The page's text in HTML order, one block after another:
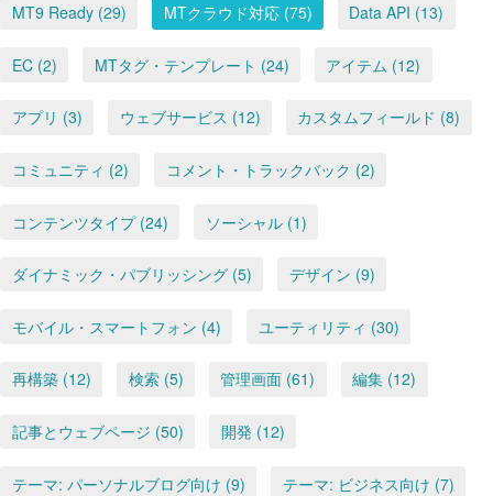
MT9 Ready (29) MTクラウド対応 (75) Data API (13)
EC (2) MTタグ・テンプレート (24) アイテム (12)
アプリ (3) ウェブサービス (12) カスタムフィールド (8)
コミュニティ (2) コメント・トラックバック (2)
コンテンツタイプ (24) ソーシャル (1)
ダイナミック・パブリッシング (5) デザイン (9)
モバイル・スマートフォン (4) ユーティリティ (30)
再構築 (12) 検索 (5) 管理画面 (61) 編集 (12)
記事とウェブページ (50) 開発 (12)
テーマ: パーソナルブログ向け (9) テーマ: ビジネス向け (7)